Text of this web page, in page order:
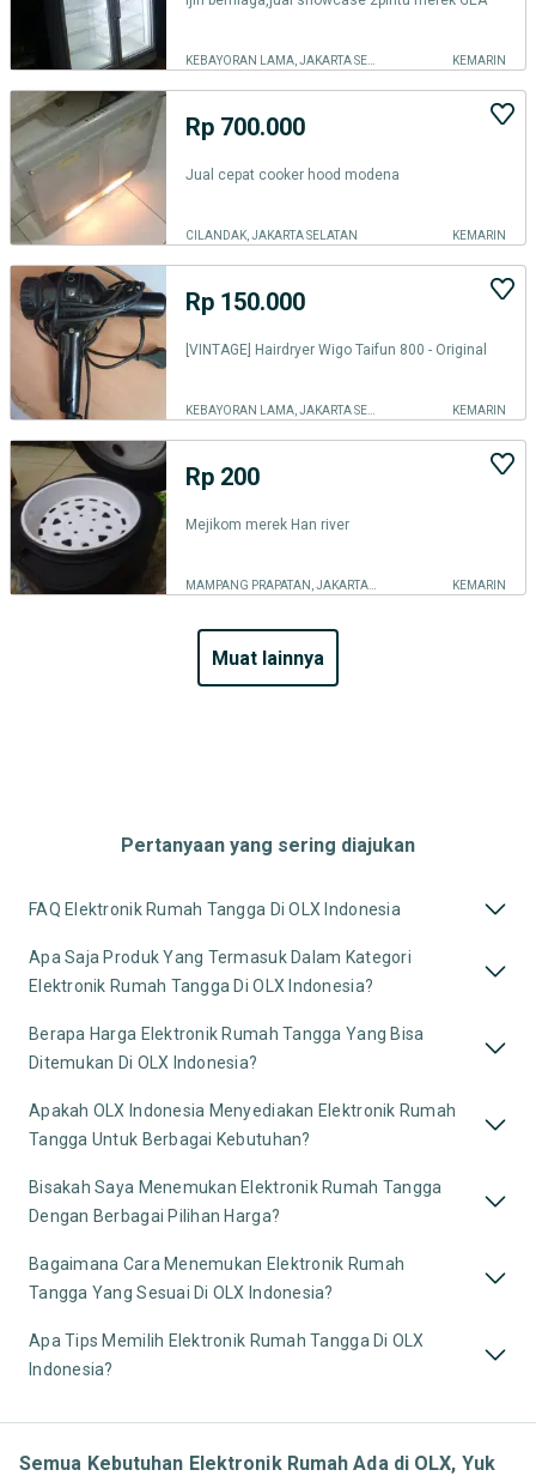
KEMARIN
Rp 700.000
Jual cepat cooker hood modena
CILANDAK, JAKARTA SELATAN KEMARIN
Rp 150.000
[VINTAGE] Hairdryer Wigo Taifun 800 - Original
KEMARIN
Rp 200
Mejikom merek Han river
KEMARIN
muat lainnya
Pertanyaan yang sering diajukan
FAQ Elektronik Rumah Tangga Di OLX Indonesia
Apa Saja Produk Yang Termasuk Dalam Kategori
Elektronik Rumah Tangga Di OLX Indonesia?
Berapa Harga Elektronik Rumah Tangga Yang Bisa
Ditemukan Di OLX Indonesia?
Apakah OLX Indonesia Menyediakan Elektronik Rumah
Tangga Untuk Berbagai Kebutuhan?
Bisakah Saya Menemukan Elektronik Rumah Tangga
Dengan Berbagai Pilihan Harga?
Bagaimana Cara Menemukan Elektronik Rumah
Tangga Yang Sesuai Di OLX Indonesia?
Apa Tips Memilih Elektronik Rumah Tangga Di OLX
Indonesia?
Semua Kebutuhan Elektronik Rumah Ada di OLX, Yuk